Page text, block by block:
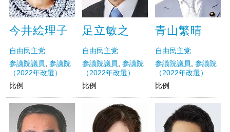
今井絵理子
自由民主党
参議院議員
,参議院
（2022年改選）
比例
足立敏之
自由民主党
参議院議員
,参議院
（2022年改選）
比例
青山繁晴
自由民主党
参議院議員
参議院
（2022年改選）
比例